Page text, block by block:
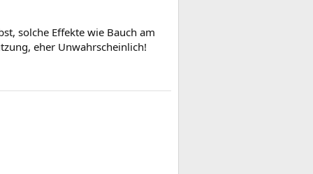
solche Effekte wie Bauch am
eher Unwahrscheinlich!